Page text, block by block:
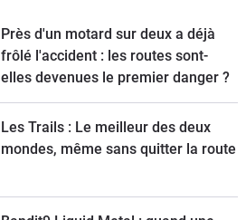
Près d'un motard sur deux a déjà
frôlé l'accident : les routes sont-
elles devenues le premier danger ?
Les Trails : Le meilleur des deux
mondes, même sans quitter la route